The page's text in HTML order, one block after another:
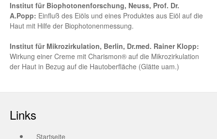
Institut für Biophotonenforschung, Neuss, Prof. Dr.
A.Popp: Einfluß des Eiöls und eines Produktes aus Eiöl auf die
Haut mit Hilfe der Biophotonenmessung.
Institut für Mikrozirkulation, Berlin, Dr.med. Rainer Klopp:
Wirkung einer Creme mit Charismon® auf die Mikrozirkulation
der Haut in Bezug auf die Hautoberfläche (Glätte uam.)
Links
Startseite